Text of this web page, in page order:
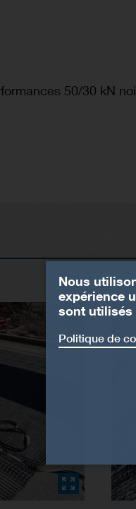
50/30 kN
Nous
expérience
sont utilisés
Politique de